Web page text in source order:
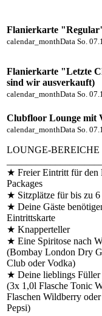
Flanierkarte
calendar_monthData So.
Flanierkarte "Letzte
sind wir ausverkauft)
calendar_monthData So.
Clubfloor Lounge mit
calendar_monthData So.
LOUNGE-BEREICHE
★ Freier Eintritt für den
Packages
★ Sitzplätze für bis zu 6
★ Deine Gäste
Eintrittskarte
★ Knapperteller
★ Eine Spiritose nach
(Bombay London Dry
Club oder Vodka)
★ Deine lieblings Füller
(3x 1,0l Flasche Tonic
Flaschen Wildberry
Pepsi)